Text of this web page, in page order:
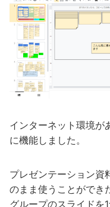
インターネット環境が
に機能しました。
プレゼンテーション資
のまま使うことができ
グループのスライドを